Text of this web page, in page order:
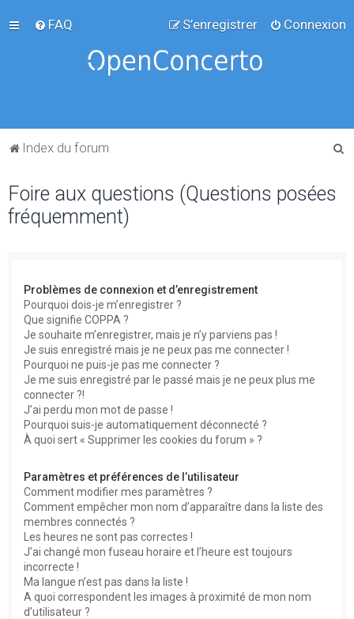
FAQ Connexion
S’enregistrer
Index du forum
Foire aux questions (Questions posées
fréquemment)
Problèmes de connexion et d’enregistrement
Pourquoi dois-je m’enregistrer ?
Que signifie COPPA ?
Je souhaite m’enregistrer, mais je n’y parviens pas !
Je suis enregistré mais je ne peux pas me connecter !
Pourquoi ne puis-je pas me connecter ?
Je me suis enregistré par le passé mais je ne peux plus me
connecter ?!
J’ai perdu mon mot de passe !
Pourquoi suis-je automatiquement déconnecté ?
À quoi sert « Supprimer les cookies du forum » ?
Paramètres et préférences de l’utilisateur
Comment modifier mes paramètres ?
Comment empêcher mon nom d’apparaître dans la liste des
membres connectés ?
Les heures ne sont pas correctes !
J’ai changé mon fuseau horaire et l’heure est toujours
incorrecte !
Ma langue n’est pas dans la liste !
A quoi correspondent les images à proximité de mon nom
d’utilisateur ?